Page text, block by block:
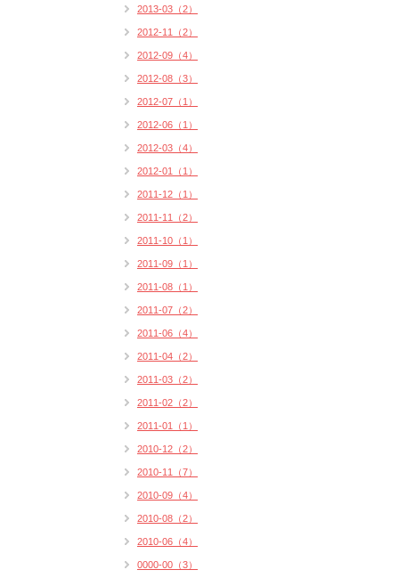
2013-03（2）
2012-11（2）
2012-09（4）
2012-08（3）
2012-07（1）
2012-06（1）
2012-03（4）
2012-01（1）
2011-12（1）
2011-11（2）
2011-10（1）
2011-09（1）
2011-08（1）
2011-07（2）
2011-06（4）
2011-04（2）
2011-03（2）
2011-02（2）
2011-01（1）
2010-12（2）
2010-11（7）
2010-09（4）
2010-08（2）
2010-06（4）
0000-00（3）